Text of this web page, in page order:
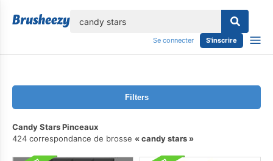
Se connecter S'inscrire
Filters
Candy Stars Pinceaux
424 correspondance de brosse
candy stars